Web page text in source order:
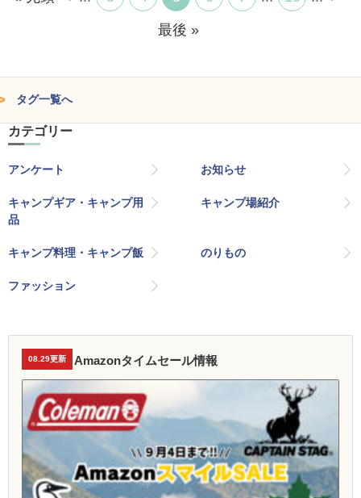
最後 »
タグ一覧へ
カテゴリー
アンケート お知らせ
キャンプギア・キャンプ用
品
キャンプ場紹介
キャンプ料理・キャンプ飯 のりもの
ファッション
08.29更新 Amazonタイムセール情報